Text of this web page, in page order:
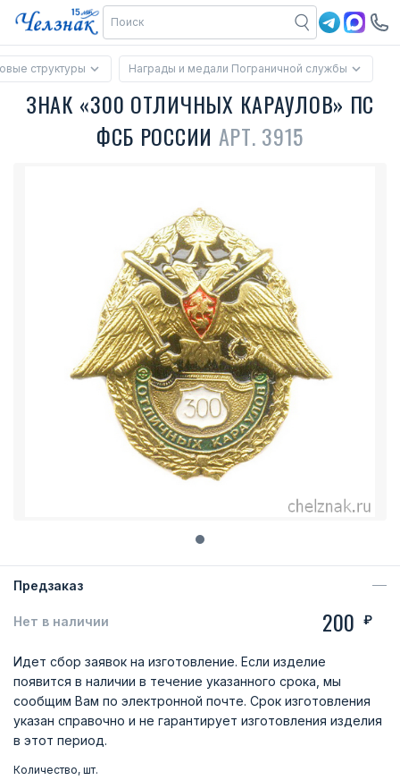
структуры Награды и медали Пограничной службы
ЗНАК «300 ОТЛИЧНЫХ КАРАУЛОВ» ПС
ФСБ РОССИИ АРТ. 3915
Предзаказ
Нет в наличии 200 ₽
Идет сбор заявок на изготовление. Если изделие
появится в наличии в течение указанного срока, мы
сообщим Вам по электронной почте. Срок изготовления
указан справочно и не гарантирует изготовления изделия
в этот период.
Количество, шт.